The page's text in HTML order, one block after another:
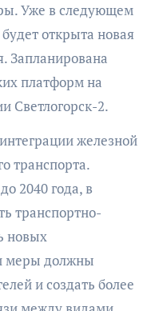
Уже в следующем
открыта новая
Запланирована
платформ на
Светлогорск-2.
железной
транспорта.
2040 года, в
транспортно-
новых
меры должны
и создать более